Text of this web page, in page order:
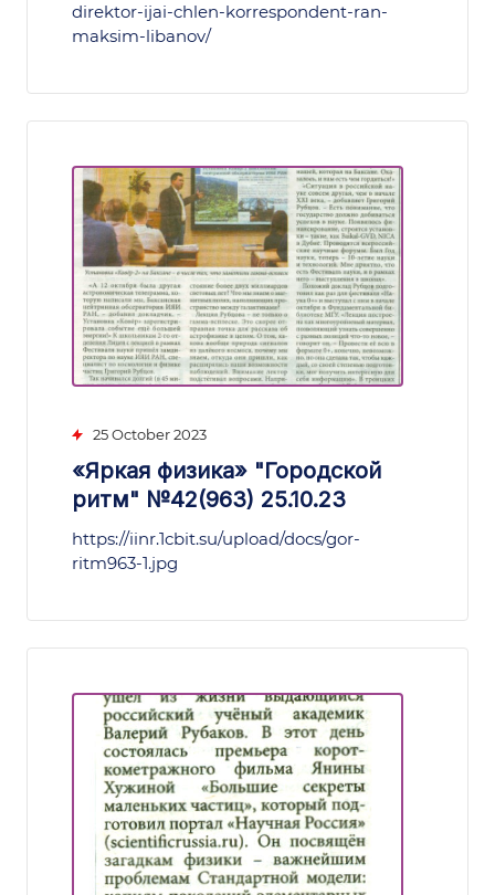
direktor-ijai-chlen-korrespondent-ran-
maksim-libanov/
25 October 2023
«Яркая физика» "Городской
ритм" №42(963) 25.10.23
https://iinr.1cbit.su/upload/docs/gor-
ritm963-1.jpg